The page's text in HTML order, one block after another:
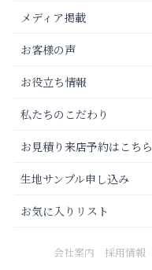
メディア掲載
お客様の声
お役立ち情報
私たちのこだわり
お見積り来店予約はこちら
生地サンプル申し込み
お気に入りリスト
会社案内 採用情報